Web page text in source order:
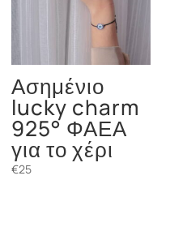
Ασημένιο
lucky charm
925° ΦΑΕΑ
για το χέρι
€25